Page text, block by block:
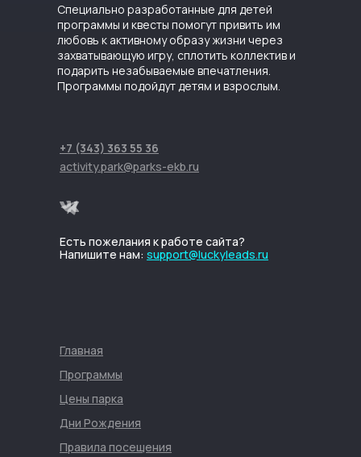
Главная
Программы
Цены парка
Правила посещения
Специально разработанные для детей
программы и квесты помогут привить им
любовь к активному образу жизни через
захватывающую игру, сплотить коллектив и
подарить незабываемые впечатления.
Программы подойдут детям и взрослым.
+7 (343) 363 55 36
activity.park@parks-ekb.ru
Дни Рождения
Есть пожелания к работе сайта?
Напишите нам: support@luckyleads.ru